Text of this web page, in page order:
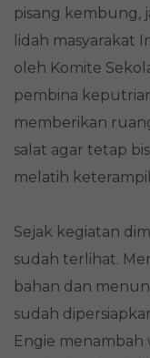
pisang kembung,
lidah masyarakat
oleh Komite
pembina
memberikan
salat agar tetap
melatih
Sejak kegiatan
sudah terlihat.
bahan dan
sudah
Engie